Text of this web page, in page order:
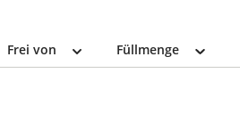
Frei von Füllmenge